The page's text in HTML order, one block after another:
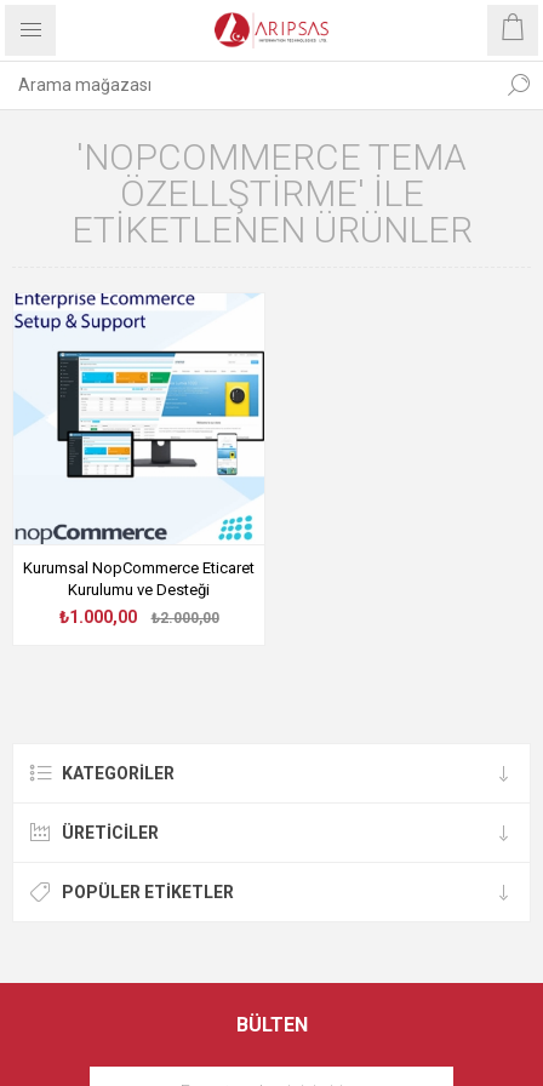
'NOPCOMMERCE TEMA
ÖZELLŞTIRME' ILE
ETIKETLENEN ÜRÜNLER
Kurumsal NopCommerce Eticaret
Kurulumu ve Desteği
₺1.000,00 ₺2.000,00
KATEGORILER
ÜRETICILER
POPÜLER ETIKETLER
BÜLTEN